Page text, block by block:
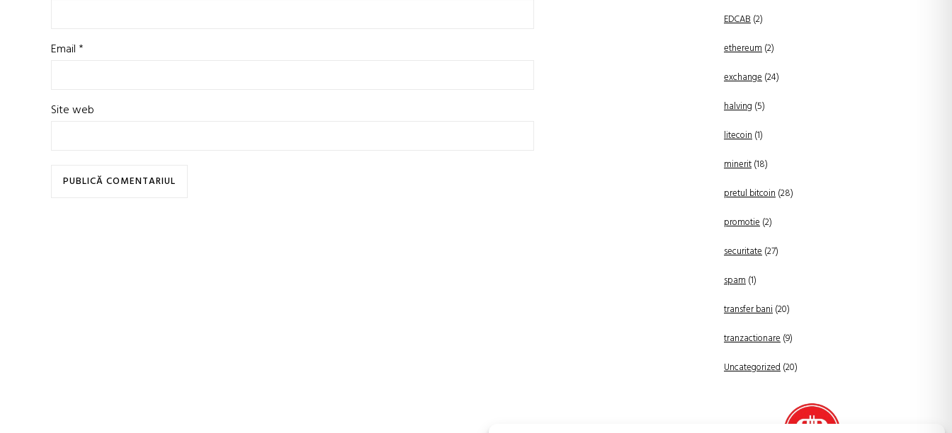
Email*
Site web
EDCAB(2)
ethereum(2)
exchange(24)
halving (5)
litecoin(1)
minerit(18)
pretul bitcoin(28)
promotie(2)
securitate(27)
spam(1)
transfer bani(20)
tranzactionare(9)
Uncategorized(20)